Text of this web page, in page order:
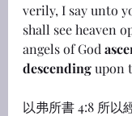
verily, I say unto
shall see heaven
angels of God
descending upon
以弗所書 4:8 所以